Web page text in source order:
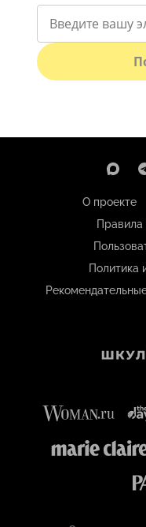
О проекте
Правила
Политика